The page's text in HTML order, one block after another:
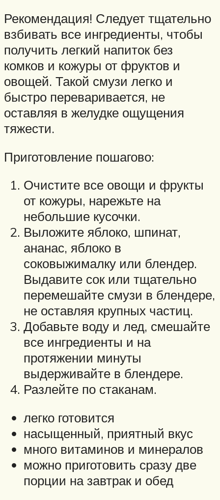
Рекомендация! Следует тщательно
взбивать все ингредиенты, чтобы
получить легкий напиток без
комков и кожуры от фруктов и
овощей. Такой смузи легко и
быстро переваривается, не
оставляя в желудке ощущения
тяжести.
Приготовление пошагово:
Очистите все овощи и фрукты
от кожуры, нарежьте на
небольшие кусочки.
Выложите яблоко, шпинат,
ананас, яблоко в
соковыжималку или блендер.
Выдавите сок или тщательно
перемешайте смузи в блендере,
не оставляя крупных частиц.
Добавьте воду и лед, смешайте
все ингредиенты и на
протяжении минуты
выдерживайте в блендере.
Разлейте по стаканам.
легко готовится
насыщенный, приятный вкус
много витаминов и минералов
можно приготовить сразу две
порции на завтрак и обед